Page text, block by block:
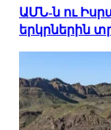
ԱՄՆ-ն ու
երկրներին